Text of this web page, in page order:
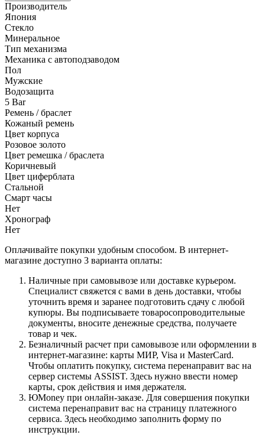
Производитель
Япония
Стекло
Минеральное
Тип механизма
Механика с автоподзаводом
Пол
Мужские
Водозащита
5 Bar
Ремень / браслет
Кожаный ремень
Цвет корпуса
Розовое золото
Цвет ремешка / браслета
Коричневый
Цвет циферблата
Стальной
Смарт часы
Нет
Хронограф
Нет
Оплачивайте покупки удобным способом. В интернет-
магазине доступно 3 варианта оплаты:
Наличные при самовывозе или доставке курьером.
Специалист свяжется с вами в день доставки, чтобы
уточнить время и заранее подготовить сдачу с любой
купюры. Вы подписываете товаросопроводительные
документы, вносите денежные средства, получаете
товар и чек.
Безналичный расчет при самовывозе или оформлении в
интернет-магазине: карты МИР, Visa и MasterCard.
Чтобы оплатить покупку, система перенаправит вас на
сервер системы ASSIST. Здесь нужно ввести номер
карты, срок действия и имя держателя.
ЮMoney при онлайн-заказе. Для совершения покупки
система перенаправит вас на страницу платежного
сервиса. Здесь необходимо заполнить форму по
инструкции.